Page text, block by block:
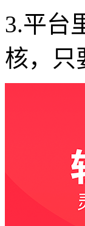
3.平台
核，只